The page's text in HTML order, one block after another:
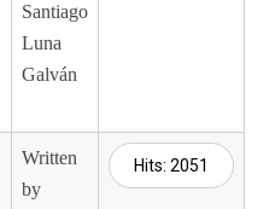
Santiago
Luna
Galván
Written
by
Hits: 2051